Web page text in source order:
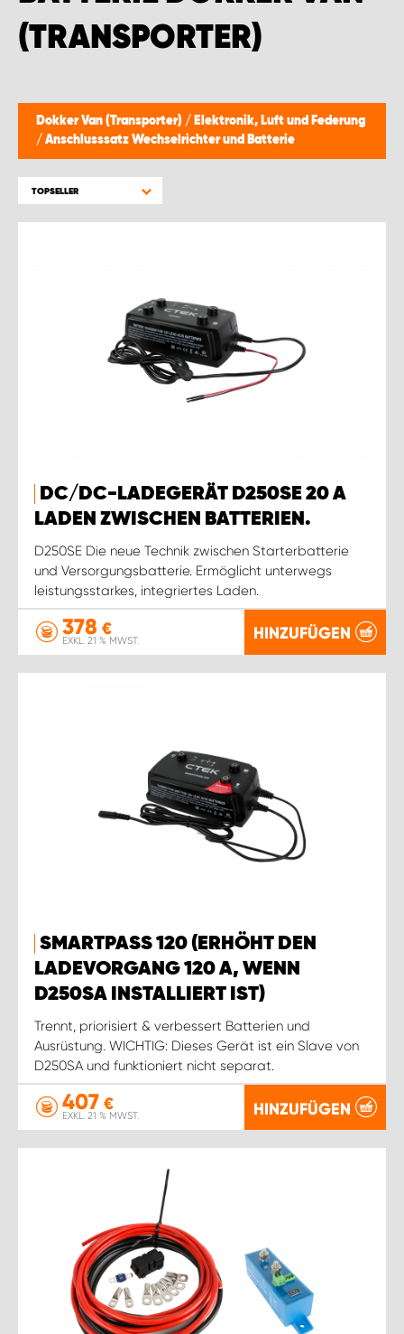
(TRANSPORTER)
Dokker Van (Transporter) / Elektronik, Luft und Federung
/ Anschlusssatz Wechselrichter und Batterie
TOPSELLER
DC/DC-LADEGERÄT D250SE 20 A
LADEN ZWISCHEN BATTERIEN.
D250SE Die neue Technik zwischen Starterbatterie
und Versorgungsbatterie. Ermöglicht unterwegs
leistungsstarkes, integriertes Laden.
378 €
EXKL. 21 % MWST. HINZUFÜGEN
SMARTPASS 120 (ERHÖHT DEN
LADEVORGANG 120 A, WENN
D250SA INSTALLIERT IST)
Trennt, priorisiert & verbessert Batterien und
Ausrüstung. WICHTIG: Dieses Gerät ist ein Slave von
D250SA und funktioniert nicht separat.
407 €
EXKL. 21 % MWST. HINZUFÜGEN
WORK SYSTEM NAMEN
WORK SYSTEM WORK SYSTEM BRÜGGE